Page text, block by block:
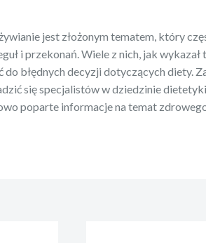
jest złożonym tematem, który
i przekonań. Wiele z nich, jak wykazał
błędnych decyzji dotyczących diety.
się specjalistów w dziedzinie
poparte informacje na temat